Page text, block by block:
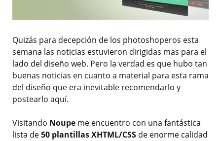
Quizás para decepción de los photoshoperos esta
semana las noticias estuvieron dirigidas mas para el
lado del diseño web. Pero la verdad es que hubo tan
buenas noticias en cuanto a material para esta rama
del diseño que era inevitable recomendarlo y
postearlo aquí.
Visitando Noupe me encuentro con una fantástica
lista de50 plantillas XHTML/CSS de enorme calidad